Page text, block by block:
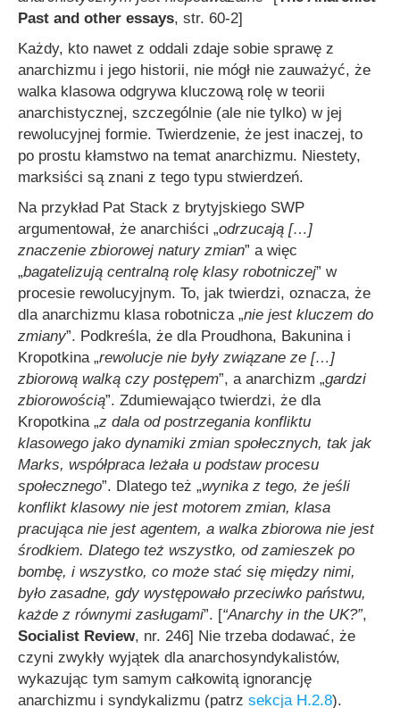
Past and other essays, str. 60-2]
Każdy, kto nawet z oddali zdaje sobie sprawę z
anarchizmu i jego historii, nie mógł nie zauważyć, że
walka klasowa odgrywa kluczową rolę w teorii
anarchistycznej, szczególnie (ale nie tylko) w jej
rewolucyjnej formie. Twierdzenie, że jest inaczej, to
po prostu kłamstwo na temat anarchizmu. Niestety,
marksiści są znani z tego typu stwierdzeń.
Na przykład Pat Stack z brytyjskiego SWP
argumentował, że anarchiści „odrzucają […]
znaczenie zbiorowej natury zmian” a więc
„bagatelizują centralną rolę klasy robotniczej” w
procesie rewolucyjnym. To, jak twierdzi, oznacza, że
dla anarchizmu klasa robotnicza „nie jest kluczem do
zmiany”. Podkreśla, że dla Proudhona, Bakunina i
Kropotkina „rewolucje nie były związane ze […]
zbiorową walką czy postępem”, a anarchizm „gardzi
zbiorowością”. Zdumiewająco twierdzi, że dla
Kropotkina „z dala od postrzegania konfliktu
klasowego jako dynamiki zmian społecznych, tak jak
Marks, współpraca leżała u podstaw procesu
społecznego”. Dlatego też „wynika z tego, że jeśli
konflikt klasowy nie jest motorem zmian, klasa
pracująca nie jest agentem, a walka zbiorowa nie jest
środkiem. Dlatego też wszystko, od zamieszek po
bombę, i wszystko, co może stać się między nimi,
było zasadne, gdy występowało przeciwko państwu,
każde z równymi zasługami”. [“Anarchy in the UK?”,
Socialist Review, nr. 246] Nie trzeba dodawać, że
czyni zwykły wyjątek dla anarchosyndykalistów,
wykazując tym samym całkowitą ignorancję
anarchizmu i syndykalizmu (patrz sekcja H.2.8).